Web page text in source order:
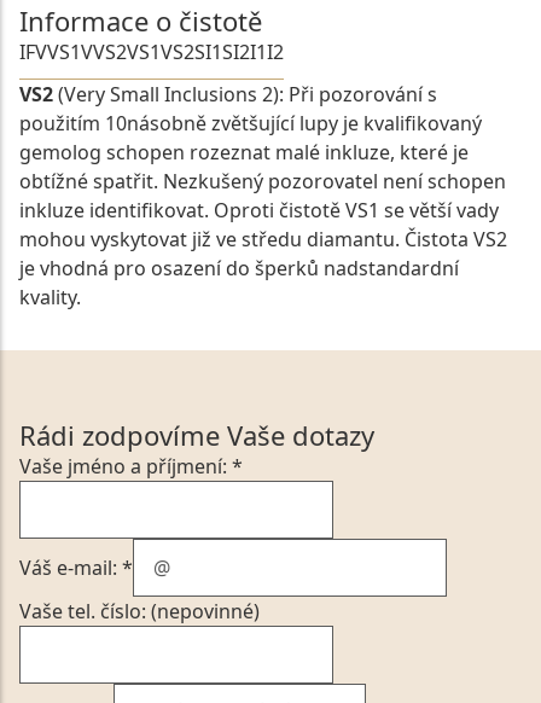
Informace o čistotě
IFVVS1VVS2VS1VS2SI1SI2I1I2
VS2(Very Small Inclusions 2): Při pozorování s
použitím 10násobně zvětšující lupy je kvalifikovaný
gemolog schopen rozeznat malé inkluze, které je
obtížné spatřit. Nezkušený pozorovatel není schopen
inkluze identifikovat. Oproti čistotě VS1 se větší vady
mohou vyskytovat již ve středu diamantu. Čistota VS2
je vhodná pro osazení do šperků nadstandardní
kvality.
Rádi zodpovíme Vaše dotazy
Vaše jméno a příjmení: *
Váš e-mail: *
Vaše tel. číslo: (nepovinné)